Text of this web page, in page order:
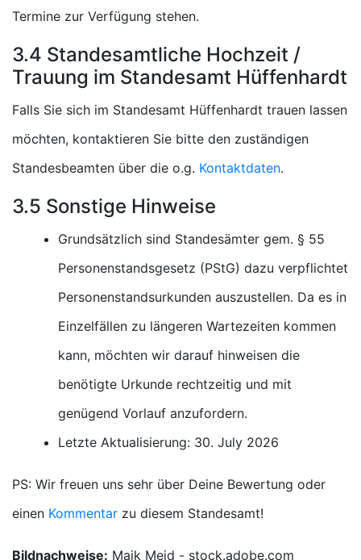
Termine zur Verfügung stehen.
3.4 Standesamtliche Hochzeit /
Trauung im Standesamt Hüffenhardt
Falls Sie sich im Standesamt Hüffenhardt trauen lassen
möchten, kontaktieren Sie bitte den zuständigen
Standesbeamten über die o.g. Kontaktdaten.
3.5 Sonstige Hinweise
Grundsätzlich sind Standesämter gem. § 55
Personenstandsgesetz (PStG) dazu verpflichtet
Personenstandsurkunden auszustellen. Da es in
Einzelfällen zu längeren Wartezeiten kommen
kann, möchten wir darauf hinweisen die
benötigte Urkunde rechtzeitig und mit
genügend Vorlauf anzufordern.
Letzte Aktualisierung: 30. July 2026
PS: Wir freuen uns sehr über Deine Bewertung oder
einen Kommentar zu diesem Standesamt!
Bildnachweise: Maik Meid - stock.adobe.com